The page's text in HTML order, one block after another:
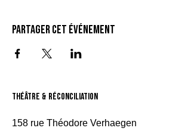
Partager cet événement
théâtre & Réconciliation
158 rue Théodore Verhaegen